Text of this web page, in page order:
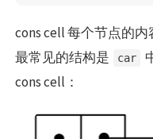
cons cell 每个节点的
最常见的结构是
car
cons cell：